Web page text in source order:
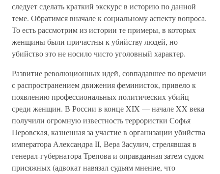
следует сделать краткий экскурс в историю по данной
теме. Обратимся вначале к социальному аспекту вопроса.
То есть рассмотрим из истории те примеры, в которых
женщины были причастны к убийству людей, но
убийство это не носило чисто уголовный характер.
Развитие революционных идей, совпадавшее по времени
с распространением движения феминисток, привело к
появлению профессиональных политических убийц
среди женщин. В России в конце XIX — начале XX века
получили огромную известность террористки Софья
Перовская, казненная за участие в организации убийства
императора Александра II, Вера Засулич, стрелявшая в
генерал-губернатора Трепова и оправданная затем судом
присяжных (адвокат навязал судьям мнение, что